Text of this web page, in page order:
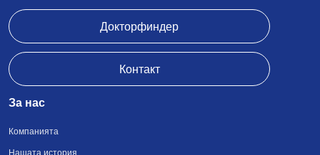
Докторфиндер
Контакт
За нас
Компанията
Нашата история